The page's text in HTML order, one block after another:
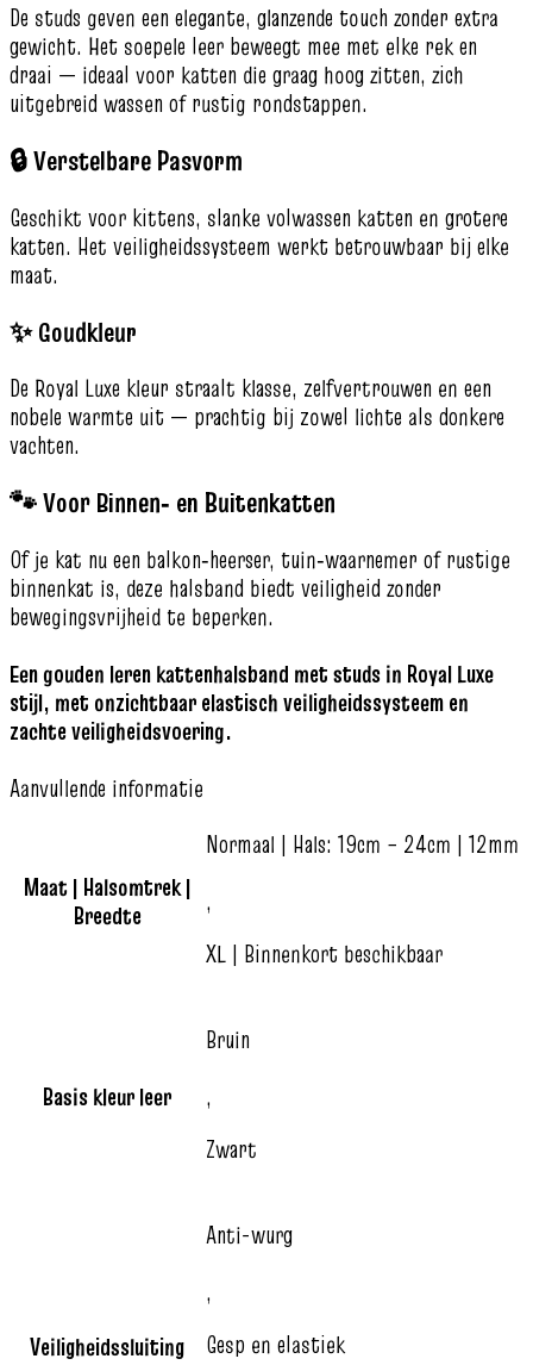
De studs geven een elegante, glanzende touch zonder extra
gewicht. Het soepele leer beweegt mee met elke rek en
draai — ideaal voor katten die graag hoog zitten, zich
uitgebreid wassen of rustig rondstappen.
🔒 Verstelbare Pasvorm
Geschikt voor kittens, slanke volwassen katten en grotere
katten. Het veiligheidssysteem werkt betrouwbaar bij elke
maat.
✨ Goudkleur
De Royal Luxe kleur straalt klasse, zelfvertrouwen en een
nobele warmte uit — prachtig bij zowel lichte als donkere
vachten.
🐾 Voor Binnen‑ en Buitenkatten
Of je kat nu een balkon‑heerser, tuin‑waarnemer of rustige
binnenkat is, deze halsband biedt veiligheid zonder
bewegingsvrijheid te beperken.
Een gouden leren kattenhalsband met studs in Royal Luxe
stijl, met onzichtbaar elastisch veiligheidssysteem en
zachte veiligheidsvoering.
Aanvullende informatie
Maat | Halsomtrek |
Breedte
Normaal | Hals: 19cm – 24cm | 12mm
,
XL | Binnenkort beschikbaar
Basis kleur leer
Bruin
,
Zwart
Veiligheidssluiting
Anti-wurg
,
Gesp en elastiek